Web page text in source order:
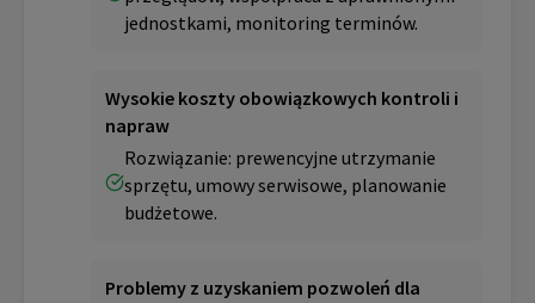
jednostkami, monitoring terminów.
Wysokie koszty obowiązkowych kontroli i
napraw
Rozwiązanie: prewencyjne utrzymanie
sprzętu, umowy serwisowe, planowanie
budżetowe.
Problemy z uzyskaniem pozwoleń dla